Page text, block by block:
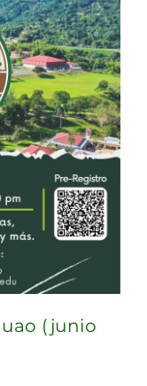
(junio